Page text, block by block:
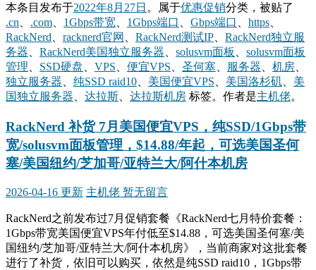
本条目发布于2022年8月27日 。属于优惠促销分类，被贴了
.cn
.com 1Gbps带宽 1Gbps端口 Gbps端口 https
RackNerd
racknerd官网 RackNerd测试IP
RackNerd独立服
务器
RackNerd美国独立服务器 solusvm面板
solusvm面板
管理
SSD硬盘 VPS 便宜VPS 圣何塞 服务器 机房
独立服务器
纯SSD raid10 美国便宜VPS 美国洛杉矶
美
国独立服务器
达拉斯 达拉斯机房 标签。 作者是主机佬。
RackNerd 补货 7月美国便宜VPS，纯SSD/1Gbps带
宽/solusvm面板管理，$14.88/年起，可选美国圣何
塞/美国纽约/芝加哥/亚特兰大/阿什本机房
2026-04-16 更新 主机佬 暂无留言
RackNerd之前发布过7月促销套餐《RackNerd七月特价套餐：
1Gbps带宽美国便宜VPS年付低至$14.88，可选美国圣何塞/美
国纽约/芝加哥/亚特兰大/阿什本机房》，当前商家对这批套餐
进行了补货，依旧可以购买，依然是纯SSD raid10，1Gbps带